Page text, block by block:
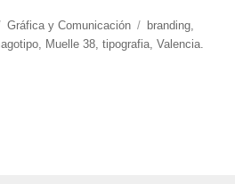
pia/
Categorías
Gráfica y Comunicación Etiquetas
branding
Muelle 38 ,tipografia ,Valencia.